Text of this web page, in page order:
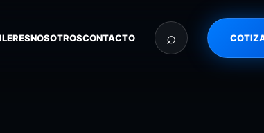
NOSOTROSCONTACTO ⌕